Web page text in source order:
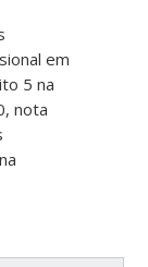
em
5 na
nota